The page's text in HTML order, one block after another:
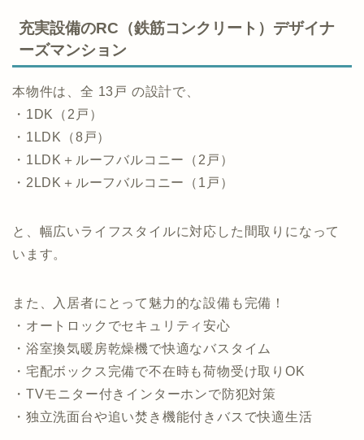
充実設備のRC（鉄筋コンクリート）デザイナ
ーズマンション
本物件は、全 13戸 の設計で、
・1DK（2戸）
・1LDK（8戸）
・1LDK＋ルーフバルコニー（2戸）
・2LDK＋ルーフバルコニー（1戸）
と、幅広いライフスタイルに対応した間取りになって
います。
また、入居者にとって魅力的な設備も完備！
・オートロックでセキュリティ安心
・浴室換気暖房乾燥機で快適なバスタイム
・宅配ボックス完備で不在時も荷物受け取りOK
・TVモニター付きインターホンで防犯対策
・独立洗面台や追い焚き機能付きバスで快適生活